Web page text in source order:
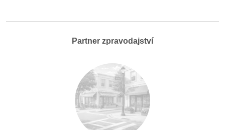
Partner zpravodajství